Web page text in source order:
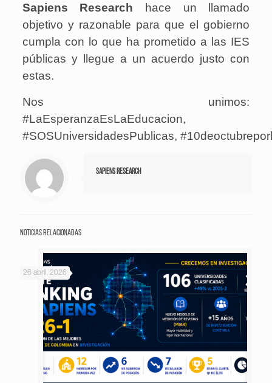
Sapiens Research hace un llamado
objetivo y razonable para que el gobierno
cumpla con lo que ha prometido a las IES
públicas y llegue a un acuerdo justo con
estas.
Nos unimos:
#LaEsperanzaEsLaEducacion,
#SOSUniversidadesPublicas,
Sapiens Research
Noticias relacionadas
26 abril, 2026